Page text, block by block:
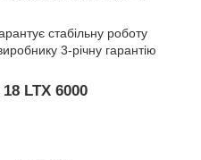
стабільну роботу
3-річну гарантію
LTX 6000